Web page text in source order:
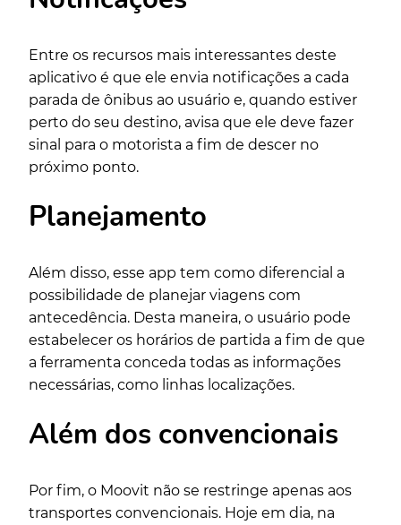
Entre os recursos mais interessantes deste
aplicativo é que ele envia notificações a cada
parada de ônibus ao usuário e, quando estiver
perto do seu destino, avisa que ele deve fazer
sinal para o motorista a fim de descer no
próximo ponto.
Planejamento
Além disso, esse app tem como diferencial a
possibilidade de planejar viagens com
antecedência. Desta maneira, o usuário pode
estabelecer os horários de partida a fim de que
a ferramenta conceda todas as informações
necessárias, como linhas localizações.
Além dos convencionais
Por fim, o Moovit não se restringe apenas aos
transportes convencionais. Hoje em dia, na